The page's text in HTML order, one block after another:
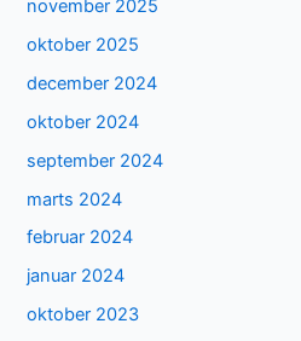
november 2025
oktober 2025
december 2024
oktober 2024
september 2024
marts 2024
februar 2024
januar 2024
oktober 2023